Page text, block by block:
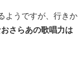
ようですが、行きか
さらあの歌唱力は